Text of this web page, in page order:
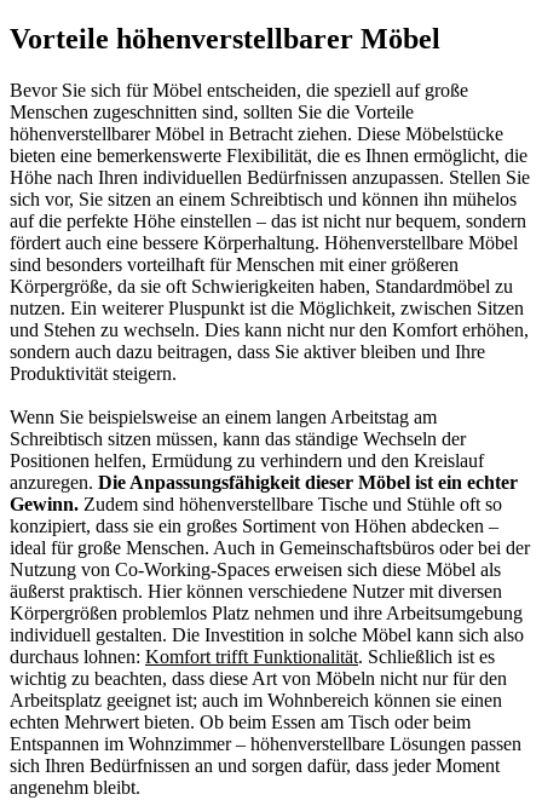
Vorteile höhenverstellbarer Möbel
Bevor Sie sich für Möbel entscheiden, die speziell auf große
Menschen zugeschnitten sind, sollten Sie die Vorteile
höhenverstellbarer Möbel in Betracht ziehen. Diese Möbelstücke
bieten eine bemerkenswerte Flexibilität, die es Ihnen ermöglicht, die
Höhe nach Ihren individuellen Bedürfnissen anzupassen. Stellen Sie
sich vor, Sie sitzen an einem Schreibtisch und können ihn mühelos
auf die perfekte Höhe einstellen – das ist nicht nur bequem, sondern
fördert auch eine bessere Körperhaltung. Höhenverstellbare Möbel
sind besonders vorteilhaft für Menschen mit einer größeren
Körpergröße, da sie oft Schwierigkeiten haben, Standardmöbel zu
nutzen. Ein weiterer Pluspunkt ist die Möglichkeit, zwischen Sitzen
und Stehen zu wechseln. Dies kann nicht nur den Komfort erhöhen,
sondern auch dazu beitragen, dass Sie aktiver bleiben und Ihre
Produktivität steigern.
Wenn Sie beispielsweise an einem langen Arbeitstag am
Schreibtisch sitzen müssen, kann das ständige Wechseln der
Positionen helfen, Ermüdung zu verhindern und den Kreislauf
anzuregen. Die Anpassungsfähigkeit dieser Möbel ist ein echter
Gewinn. Zudem sind höhenverstellbare Tische und Stühle oft so
konzipiert, dass sie ein großes Sortiment von Höhen abdecken –
ideal für große Menschen. Auch in Gemeinschaftsbüros oder bei der
Nutzung von Co-Working-Spaces erweisen sich diese Möbel als
äußerst praktisch. Hier können verschiedene Nutzer mit diversen
Körpergrößen problemlos Platz nehmen und ihre Arbeitsumgebung
individuell gestalten. Die Investition in solche Möbel kann sich also
durchaus lohnen: Komfort trifft Funktionalität. Schließlich ist es
wichtig zu beachten, dass diese Art von Möbeln nicht nur für den
Arbeitsplatz geeignet ist; auch im Wohnbereich können sie einen
echten Mehrwert bieten. Ob beim Essen am Tisch oder beim
Entspannen im Wohnzimmer – höhenverstellbare Lösungen passen
sich Ihren Bedürfnissen an und sorgen dafür, dass jeder Moment
angenehm bleibt.